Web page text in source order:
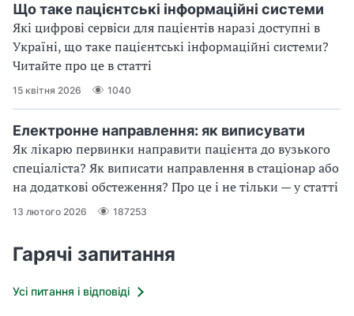
Що таке пацієнтські інформаційні системи
Які цифрові сервіси для пацієнтів наразі доступні в
Україні, що таке пацієнтські інформаційні системи?
Читайте про це в статті
15 квітня 2026 1040
Електронне направлення: як виписувати
Як лікарю первинки направити пацієнта до вузького
спеціаліста? Як виписати направлення в стаціонар або
на додаткові обстеження? Про це і не тільки — у статті
13 лютого 2026 187253
Гарячі запитання
Усі питання і відповіді